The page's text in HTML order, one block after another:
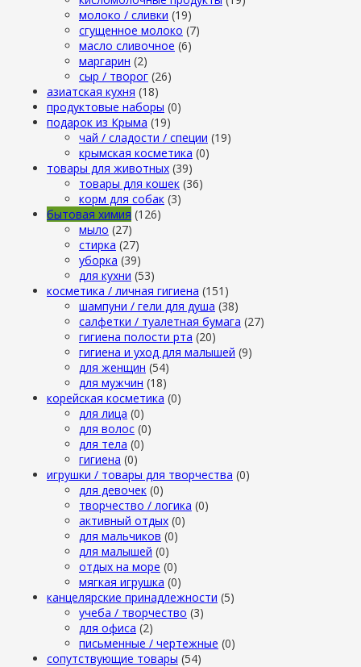
молоко / сливки (19)
сгущенное молоко (7)
масло сливочное (6)
маргарин (2)
сыр / творог (26)
азиатская кухня (18)
продуктовые наборы (0)
подарок из Крыма (19)
чай / сладости / специи (19)
крымская косметика (0)
товары для животных (39)
товары для кошек (36)
корм для собак (3)
бытовая химия (126)
мыло (27)
стирка (27)
уборка (39)
для кухни (53)
косметика / личная гигиена (151)
шампуни / гели для душа (38)
салфетки / туалетная бумага (27)
гигиена полости рта (20)
гигиена и уход для малышей (9)
для женщин (54)
для мужчин (18)
корейская косметика (0)
для лица (0)
для волос (0)
для тела (0)
гигиена (0)
игрушки / товары для творчества (0)
для девочек (0)
творчество / логика (0)
активный отдых (0)
для мальчиков (0)
для малышей (0)
отдых на море (0)
мягкая игрушка (0)
канцелярские принадлежности (5)
учеба / творчество (3)
для офиса (2)
письменные / чертежные (0)
сопутствующие товары (54)